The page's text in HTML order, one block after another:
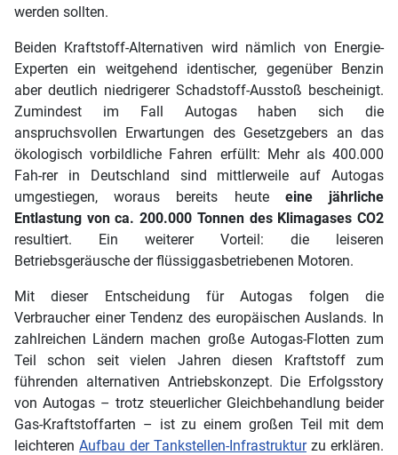
werden sollten.
Beiden Kraftstoff-Alternativen wird nämlich von Energie-
Experten ein weitgehend identischer, gegenüber Benzin
aber deutlich niedrigerer Schadstoff-Ausstoß bescheinigt.
Zumindest im Fall Autogas haben sich die
anspruchsvollen Erwartungen des Gesetzgebers an das
ökologisch vorbildliche Fahren erfüllt: Mehr als 400.000
Fah-rer in Deutschland sind mittlerweile auf Autogas
umgestiegen, woraus bereits heute eine jährliche
Entlastung von ca. 200.000 Tonnen des Klimagases CO2
resultiert. Ein weiterer Vorteil: die leiseren
Betriebsgeräusche der flüssiggasbetriebenen Motoren.
Mit dieser Entscheidung für Autogas folgen die
Verbraucher einer Tendenz des europäischen Auslands. In
zahlreichen Ländern machen große Autogas-Flotten zum
Teil schon seit vielen Jahren diesen Kraftstoff zum
führenden alternativen Antriebskonzept. Die Erfolgsstory
von Autogas – trotz steuerlicher Gleichbehandlung beider
Gas-Kraftstoffarten – ist zu einem großen Teil mit dem
leichteren Aufbau der Tankstellen-Infrastrukturzu erklären.